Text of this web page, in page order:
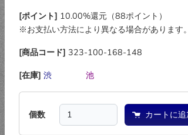
[ポイント] 10.00%還元（88ポイント）
※お支払い方法により異なる場合があります。
[商品コード] 323-100-168-148
[在庫] 渋 池
個数 カートに追